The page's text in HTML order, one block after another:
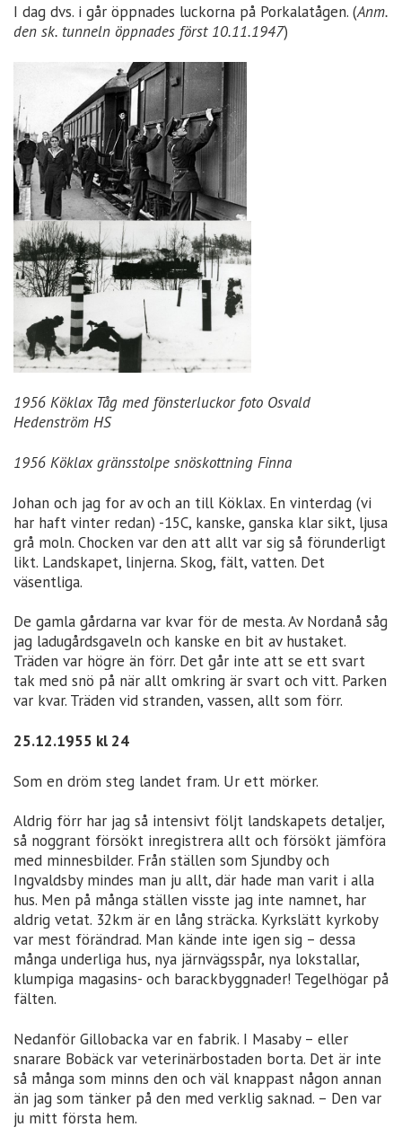
I dag dvs. i går öppnades luckorna på Porkalatågen. (Anm.
den sk. tunneln öppnades först 10.11.1947)
1956 Köklax Tåg med fönsterluckor foto Osvald
Hedenström HS
1956 Köklax gränsstolpe snöskottning Finna
Johan och jag for av och an till Köklax. En vinterdag (vi
har haft vinter redan) -15C, kanske, ganska klar sikt, ljusa
grå moln. Chocken var den att allt var sig så förunderligt
likt. Landskapet, linjerna. Skog, fält, vatten. Det
väsentliga.
De gamla gårdarna var kvar för de mesta. Av Nordanå såg
jag ladugårdsgaveln och kanske en bit av hustaket.
Träden var högre än förr. Det går inte att se ett svart
tak med snö på när allt omkring är svart och vitt. Parken
var kvar. Träden vid stranden, vassen, allt som förr.
25.12.1955 kl 24
Som en dröm steg landet fram. Ur ett mörker.
Aldrig förr har jag så intensivt följt landskapets detaljer,
så noggrant försökt inregistrera allt och försökt jämföra
med minnesbilder. Från ställen som Sjundby och
Ingvaldsby mindes man ju allt, där hade man varit i alla
hus. Men på många ställen visste jag inte namnet, har
aldrig vetat. 32km är en lång sträcka. Kyrkslätt kyrkoby
var mest förändrad. Man kände inte igen sig – dessa
många underliga hus, nya järnvägsspår, nya lokstallar,
klumpiga magasins- och barackbyggnader! Tegelhögar på
fälten.
Nedanför Gillobacka var en fabrik. I Masaby – eller
snarare Bobäck var veterinärbostaden borta. Det är inte
så många som minns den och väl knappast någon annan
än jag som tänker på den med verklig saknad. – Den var
ju mitt första hem.